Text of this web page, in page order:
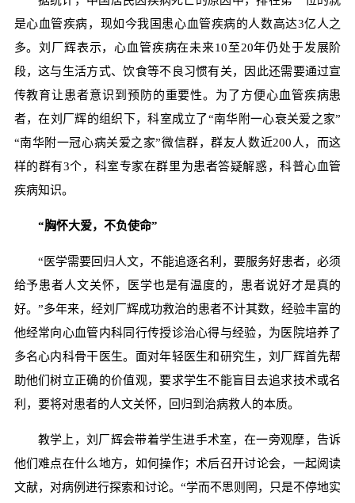
是心血管疾病，现如今我国患心血管疾病的人数高达3亿人之
多。刘厂辉表示，心血管疾病在未来10至20年仍处于发展阶
段，这与生活方式、饮食等不良习惯有关，因此还需要通过宣
传教育让患者意识到预防的重要性。为了方便心血管疾病患
者，在刘厂辉的组织下，科室成立了“南华附一心衰关爱之家”
“南华附一冠心病关爱之家”微信群，群友人数近200人，而这
样的群有3个，科室专家在群里为患者答疑解惑，科普心血管
疾病知识。
“胸怀大爱，不负使命”
“医学需要回归人文，不能追逐名利，要服务好患者，必须
给予患者人文关怀，医学也是有温度的，患者说好才是真的
好。”多年来，经刘厂辉成功救治的患者不计其数，经验丰富的
他经常向心血管内科同行传授诊治心得与经验，为医院培养了
多名心内科骨干医生。面对年轻医生和研究生，刘厂辉首先帮
助他们树立正确的价值观，要求学生不能盲目去追求技术或名
利，要将对患者的人文关怀，回归到治病救人的本质。
教学上，刘厂辉会带着学生进手术室，在一旁观摩，告诉
他们难点在什么地方，如何操作；术后召开讨论会，一起阅读
文献，对病例进行探索和讨论。“学而不思则罔，只是不停地实